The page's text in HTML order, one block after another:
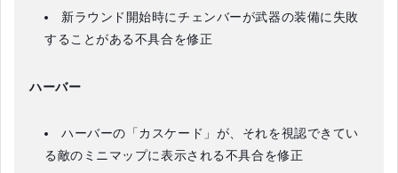
新ラウンド開始時にチェンバーが武器の装備に失敗
することがある不具合を修正
ハーバー
ハーバーの「カスケード」が、それを視認できてい
る敵のミニマップに表示される不具合を修正